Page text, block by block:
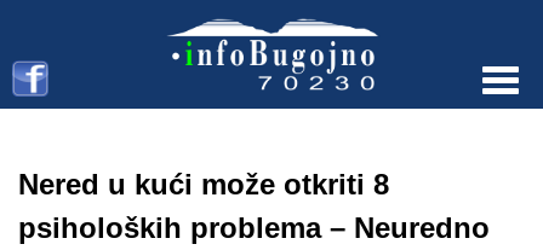
Nered u kući može otkriti 8
psiholoških problema – Neuredno